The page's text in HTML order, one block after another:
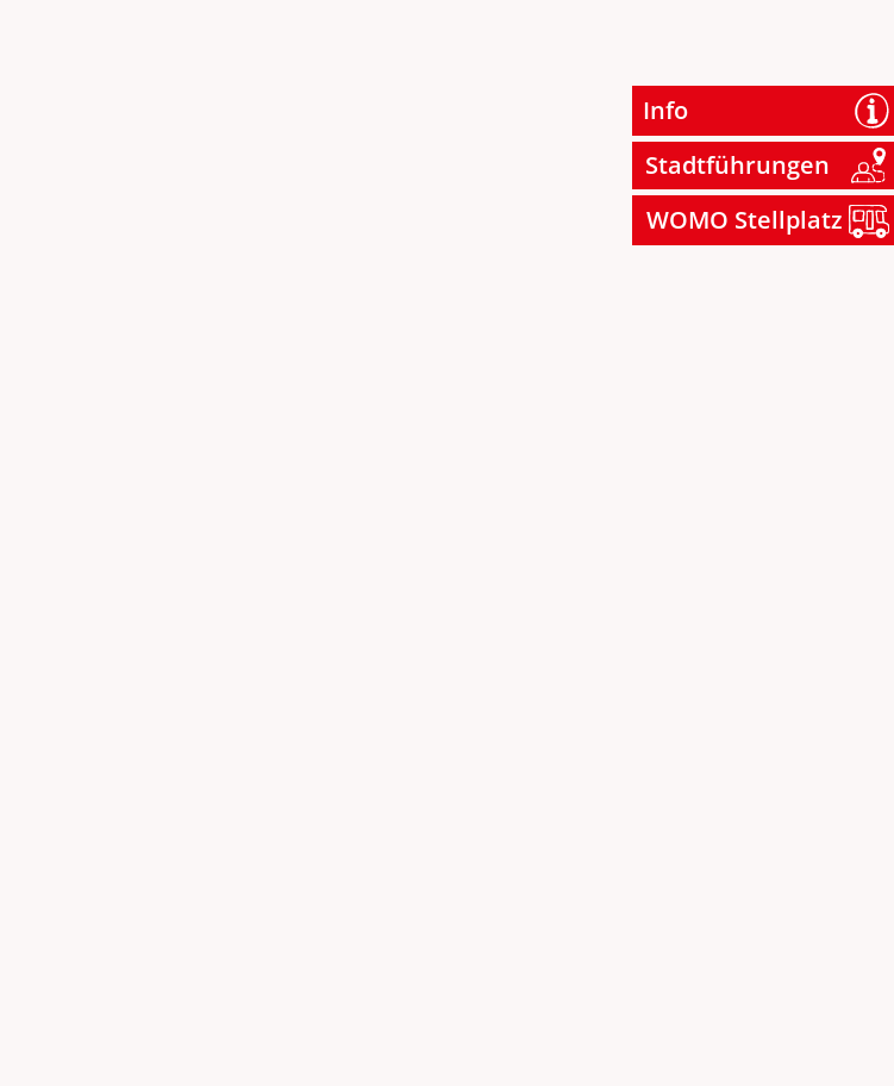
Info
Stadtführungen
WOMO Stellplatz